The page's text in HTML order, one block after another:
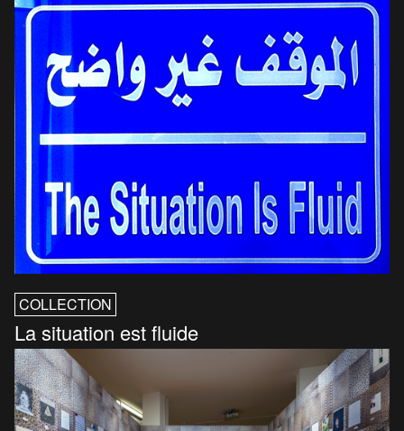
COLLECTION
La situation est fluide